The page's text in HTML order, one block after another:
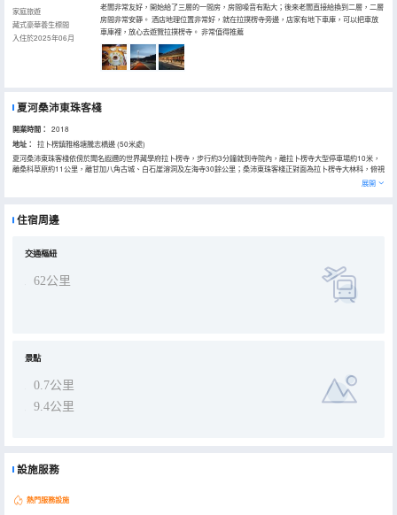
家庭旅遊
藏式豪華養生標間
入住於2025年06月
老闆非常友好，開始給了三層的一間房，房間噪音有點大；後來老闆直接給換到二層，二層
房間非常安靜。 酒店地理位置非常好，就在拉撲楞寺旁邊，店家有地下車庫，可以把車放
車庫裡，放心去遊覽拉撲楞寺。 非常值得推薦
夏河桑沛東珠客棧
開業時間： 2018
地址：
拉卜楞鎮雅格塘騰志橋邊 (50米處)
夏河桑沛東珠客棧依傍於聞名遐邇的世界藏學府拉卜楞寺，步行約3分鐘就到寺院內，離拉卜楞寺大型停車場約10米，
離桑科草原約11公里，離甘加八角古城、白石崖溶洞及左海寺30餘公里；桑沛東珠客棧正對面為拉卜楞寺大林科，俯視
大夏河，遙望桑科草原，神祕的宗教文化、獨特的藏族風情與美麗的草原風光在此展現，讓您盡享有“中國小西藏”和“東
展開
住宿周邊
交通樞紐
62公里
景點
0.7公里
9.4公里
設施服務
熱門服務設施